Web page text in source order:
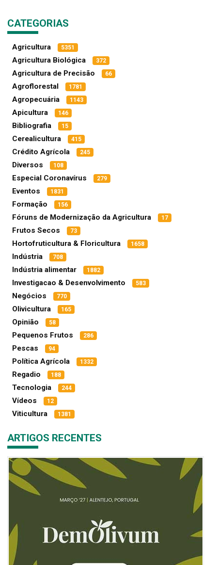
CATEGORIAS
Agricultura 5351
Agricultura Biológica 372
Agricultura de Precisão 66
Agroflorestal 1781
Agropecuária 1143
Apicultura 146
Bibliografia 15
Cerealicultura 415
Crédito Agrícola 245
Diversos 108
Especial Coronavírus 279
Eventos 1831
Formação 156
Fóruns de Modernização da Agricultura 17
Frutos Secos 73
Hortofruticultura & Floricultura 1658
Indústria 708
Indústria alimentar 1882
Investigacao & Desenvolvimento 583
Negócios 770
Olivicultura 165
Opinião 58
Pequenos Frutos 286
Pescas 94
Política Agrícola 1332
Regadio 188
Tecnologia 244
Vídeos 12
Viticultura 1381
ARTIGOS RECENTES